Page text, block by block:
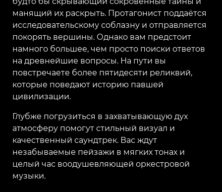
манящий их раскрыть. Протагонист поддаётся
исследовательскому соблазну и отправляется
покорять вершины. Однако вам предстоит
намного большее, чем просто поиски ответов
на древнейшие вопросы. На пути вы
повстречаете более пятидесяти реликвий,
которые поведают историю павшей
цивилизации.
Глубже погрузиться в захватывающую дух
атмосферу помогут стильный визуал и
качественный саундтрек. Вас ждут
незабываемые пейзажи в мягких тонах и
целый час воодушевляющей оркестровой
музыки.